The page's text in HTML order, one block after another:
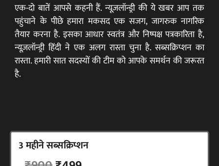
एक-दो बातें आपसे कहनी हैं. न्यूज़लॉन्ड्री की ये खबर आप तक
पहुंचाने के पीछे हमारा मकसद एक सजग, जागरुक नागरिक
तैयार करना है. इसका आधार स्वतंत्र और निष्पक्ष पत्रकारिता है,
न्यूज़लॉन्ड्री हिंदी ने एक अलग रास्ता चुना है. सब्सक्रिप्शन का
रास्ता. हमारी सात सदस्यों की टीम को आपके समर्थन की जरूरत
है.
3 महीने सब्सक्रिप्शन